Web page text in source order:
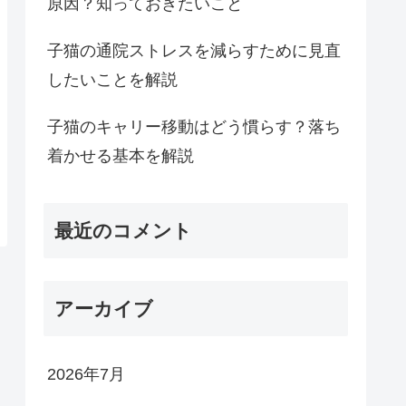
原因？知っておきたいこと
子猫の通院ストレスを減らすために見直
したいことを解説
子猫のキャリー移動はどう慣らす？落ち
着かせる基本を解説
最近のコメント
アーカイブ
2026年7月